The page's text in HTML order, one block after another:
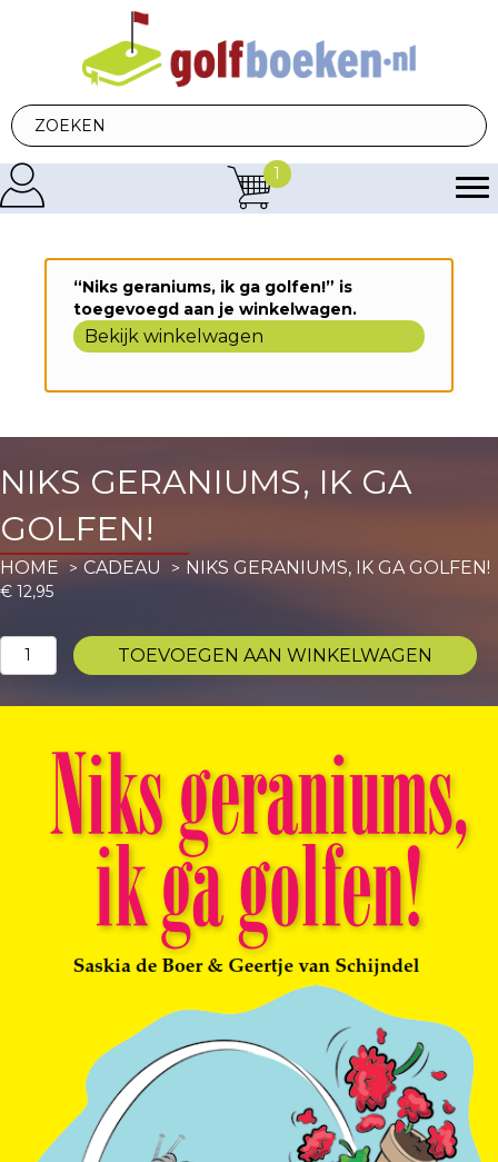
1
“Niks geraniums, ik ga golfen!” is
toegevoegd aan je winkelwagen.
Bekijk winkelwagen
NIKS GERANIUMS, IK GA
GOLFEN!
HOME CADEAU NIKS GERANIUMS, IK GA GOLFEN!
€ 12,95
Niks
geraniums,
ga
aantal
TOEVOEGEN AAN WINKELWAGEN